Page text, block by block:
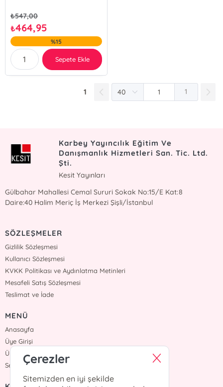
₺547,00
₺464,95
%15
Sepete Ekle
1 1
Karbey Yayıncılık Eğitim Ve
Danışmanlık Hizmetleri San. Tic. Ltd.
Şti.
Kesit Yayınları
Gülbahar Mahallesi Cemal Sururi Sokak No:15/E Kat:8
Daire:40 Halim Meriç İş Merkezi Şişli/İstanbul
SÖZLEŞMELER
Gizlilik Sözleşmesi
Kullanıcı Sözleşmesi
KVKK Politikası ve Aydınlatma Metinleri
Mesafeli Satış Sözleşmesi
Teslimat ve İade
MENÜ
Anasayfa
Üye Girişi
Üye Ol
SepetimÇerezler
Sitemizden en iyi şekilde